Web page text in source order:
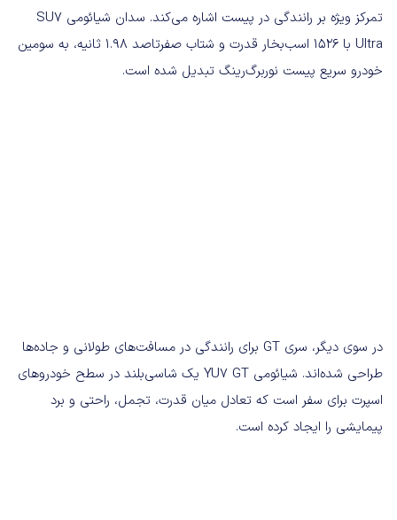
تمرکز ویژه بر رانندگی در پیست اشاره می‌کند. سدان شیائومی SU7
Ultra با ۱۵۲۶ اسب‌بخار قدرت و شتاب‌ صفرتاصد ۱.۹۸ ثانیه، به سومین
خودرو سریع پیست نوربرگ‌رینگ تبدیل شده است.
در سوی دیگر، سری GT برای رانندگی در مسافت‌های طولانی و جاده‌ها
طراحی شده‌اند. شیائومی YU7 GT یک شاسی‌بلند در سطح خودروهای
اسپرت برای سفر است که تعادل میان قدرت، تجمل، راحتی و برد
پیمایشی را ایجاد کرده است.